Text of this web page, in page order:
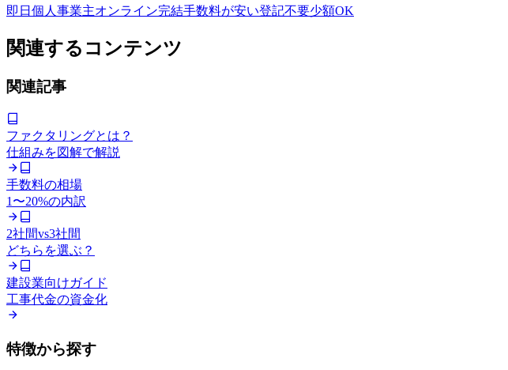
即日 個人事業主オンライン完結手数料が安い登記不要少額OK
関連するコンテンツ
関連記事
ファクタリングとは？
仕組みを図解で解説
手数料の相場
1〜20%の内訳
2社間vs3社間
どちらを選ぶ？
建設業向けガイド
工事代金の資金化
特徴から探す